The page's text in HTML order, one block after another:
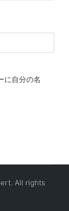
に自分の名
All rights